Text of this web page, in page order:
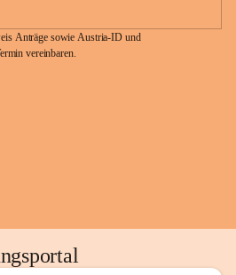
Anträge sowie Austria-ID und
vereinbaren.